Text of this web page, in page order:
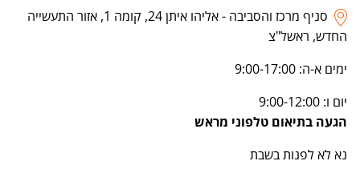
סניף מרכז והסביבה - אליהו איתן 24, קומה 1, אזור התעשייה
החדש, ראשל"צ
ימים א-ה: 9:00-17:00
יום ו: 9:00-12:00
הגעה בתיאום טלפוני מראש
נא לא לפנות בשבת